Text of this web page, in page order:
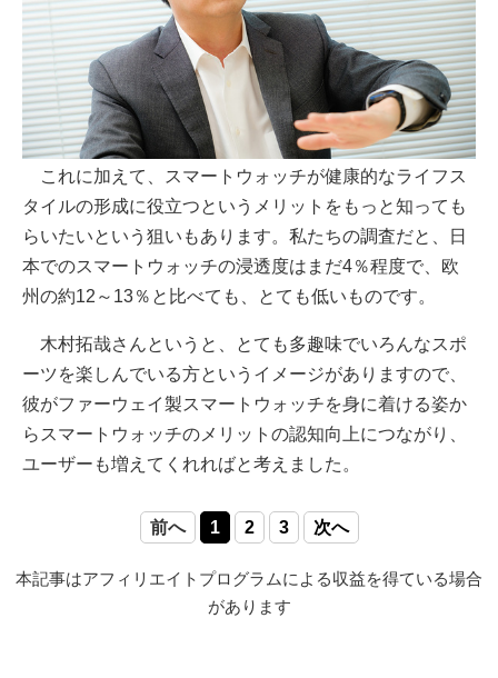
これに加えて、スマートウォッチが健康的なライフス
タイルの形成に役立つというメリットをもっと知っても
らいたいという狙いもあります。私たちの調査だと、日
本でのスマートウォッチの浸透度はまだ4％程度で、欧
州の約12～13％と比べても、とても低いものです。
木村拓哉さんというと、とても多趣味でいろんなスポ
ーツを楽しんでいる方というイメージがありますので、
彼がファーウェイ製スマートウォッチを身に着ける姿か
らスマートウォッチのメリットの認知向上につながり、
ユーザーも増えてくれればと考えました。
前へ 1 2 3 次へ
本記事はアフィリエイトプログラムによる収益を得ている場合
があります